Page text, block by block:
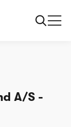
A/S -